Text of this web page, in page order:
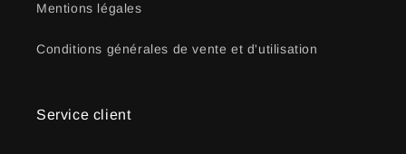
Mentions légales
Conditions générales de vente et d'utilisation
Service client